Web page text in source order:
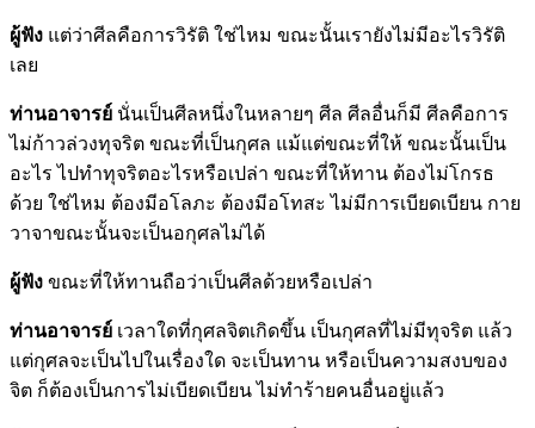
ผู้ฟัง แต่ว่าศีลคือการวิรัติ ใช่ไหม ขณะนั้นเรายังไม่มีอะไรวิรัติ
เลย
ท่านอาจารย์ นั่นเป็นศีลหนึ่งในหลายๆ ศีล ศีลอื่นก็มี ศีลคือการ
ไม่ก้าวล่วงทุจริต ขณะที่เป็นกุศล แม้แต่ขณะที่ให้ ขณะนั้นเป็น
อะไร ไปทำทุจริตอะไรหรือเปล่า ขณะที่ให้ทาน ต้องไม่โกรธ
ด้วย ใช่ไหม ต้องมีอโลภะ ต้องมีอโทสะ ไม่มีการเบียดเบียน กาย
วาจาขณะนั้นจะเป็นอกุศลไม่ได้
ผู้ฟัง ขณะที่ให้ทานถือว่าเป็นศีลด้วยหรือเปล่า
ท่านอาจารย์ เวลาใดที่กุศลจิตเกิดขึ้น เป็นกุศลที่ไม่มีทุจริต แล้ว
แต่กุศลจะเป็นไปในเรื่องใด จะเป็นทาน หรือเป็นความสงบของ
จิต ก็ต้องเป็นการไม่เบียดเบียน ไม่ทำร้ายคนอื่นอยู่แล้ว